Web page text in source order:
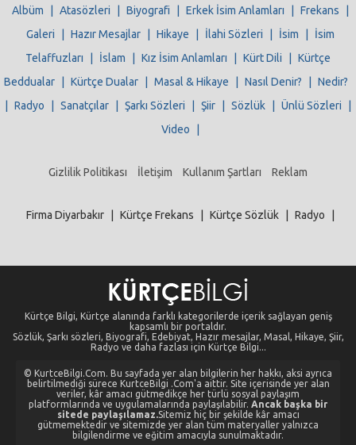
Albüm Atasözleri Biyografi Erkek İsim Anlamları Frekans
Galeri
Hazır Mesajlar Hikaye İlahi Sözleri İsim
İsim
Telaffuzları
İslam Kız İsim Anlamları Kürt Dili
Kürtçe
Beddualar
Kürtçe Dualar Masal & Hikaye Nasıl Denir?
Nedir?
Radyo Sanatçılar Şarkı Sözleri Şiir Sözlük Ünlü Sözleri
Video
Gizlilik Politikası İletişim Kullanım Şartları Reklam
Firma Diyarbakır Kürtçe Frekans Kürtçe Sözlük Radyo
Kürtçe Bilgi, Kürtçe alanında farklı kategorilerde içerik sağlayan geniş
kapsamlı bir portaldır.
Sözlük, Şarkı sözleri, Biyografi, Edebiyat, Hazır mesajlar, Masal, Hikaye, Şiir,
Radyo ve daha fazlası için Kürtçe Bilgi...
© KurtceBilgi.Com. Bu sayfada yer alan bilgilerin her hakkı, aksi ayrıca
belirtilmediği sürece KurtceBilgi .Com'a aittir. Site içerisinde yer alan
veriler, kâr amacı gütmedikçe her türlü sosyal paylaşım
platformlarında ve uygulamalarında paylaşılabilir. Ancak başka bir
sitede paylaşılamaz.Sitemiz hiç bir şekilde kâr amacı
gütmemektedir ve sitemizde yer alan tüm materyaller yalnızca
bilgilendirme ve eğitim amacıyla sunulmaktadır.